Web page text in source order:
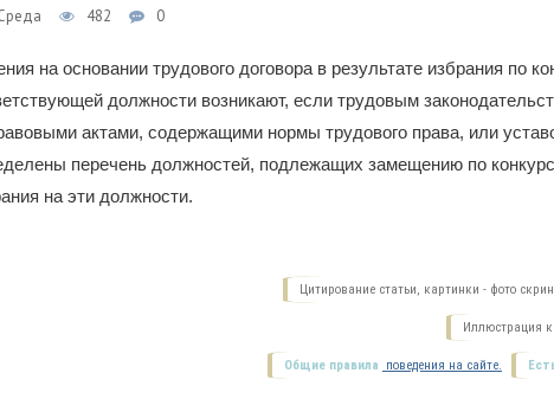
482 0
на основании трудового договора в результате избрания по
должности возникают, если трудовым
актами, содержащими нормы трудового права, или
перечень должностей, подлежащих замещению по
на эти должности.
Цитирование статьи, картинки - фото
Иллюстрация к
Общие правила поведения на сайте.